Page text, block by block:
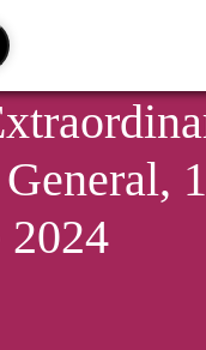
2024